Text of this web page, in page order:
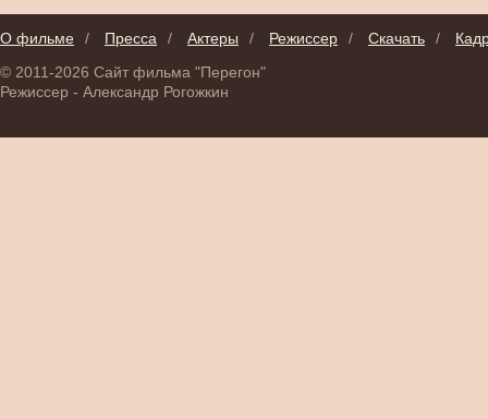
О фильме / Пресса / Актеры / Режиссер / Скачать /
© 2011-2026 Сайт фильма "Перегон"
Режиссер - Александр Рогожкин